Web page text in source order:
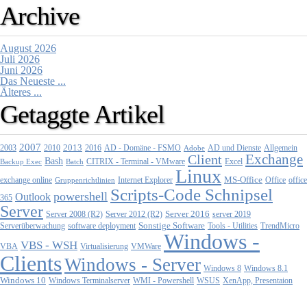
Archive
August 2026
Juli 2026
Juni 2026
Das Neueste ...
Älteres ...
Getaggte Artikel
2003 2007 2010 2013 2016 AD - Domäne - FSMO Adobe AD und Dienste Allgemein
Backup Exec Bash Batch CITRIX - Terminal - VMware Client Excel Exchange
exchange online Gruppenrichtlinien Internet Explorer Linux MS-Office Office office
365 Outlook powershell Scripts-Code Schnipsel
Server Server 2008 (R2) Server 2012 (R2) Server 2016 server 2019
Serverüberwachung software deployment Sonstige Software Tools - Utilities TrendMicro
VBA VBS - WSH Virtualisierung VMWare Windows -
ClientsWindows - Server Windows 8 Windows 8.1
Windows 10 Windows Terminalserver WMI - Powershell WSUS XenApp, Presentaion